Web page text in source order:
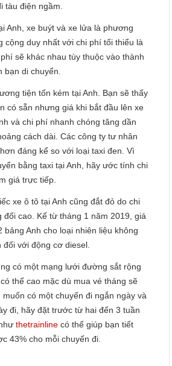
tàu điện ngầm.
Anh, xe buýt và xe lửa là phương
cộng duy nhất với chi phí tối thiểu là
sẽ khác nhau tùy thuộc vào thành
bạn di chuyển.
tiện tốn kém tại Anh. Bạn sẽ thấy
có sẵn nhưng giá khi bắt đầu lên xe
và chi phí nhanh chóng tăng dần
cách dài. Các công ty tư nhân
đáng kể so với loại taxi đen. Vì
bằng taxi tại Anh, hãy ước tính chi
giá trực tiếp.
xe ô tô tại Anh cũng đắt đỏ do chi
đối cao. Kể từ tháng 1 năm 2019, giá
bảng Anh cho loại nhiên liệu không
với động cơ diesel.
có một mạng lưới đường sắt rộng
thể cao mặc dù mua vé tháng sẽ
có một chuyến đi ngắn ngày và
đi, hãy đặt trước từ hai đến 3 tuần
thetrainline có thể giúp bạn tiết
43% cho mỗi chuyến đi.